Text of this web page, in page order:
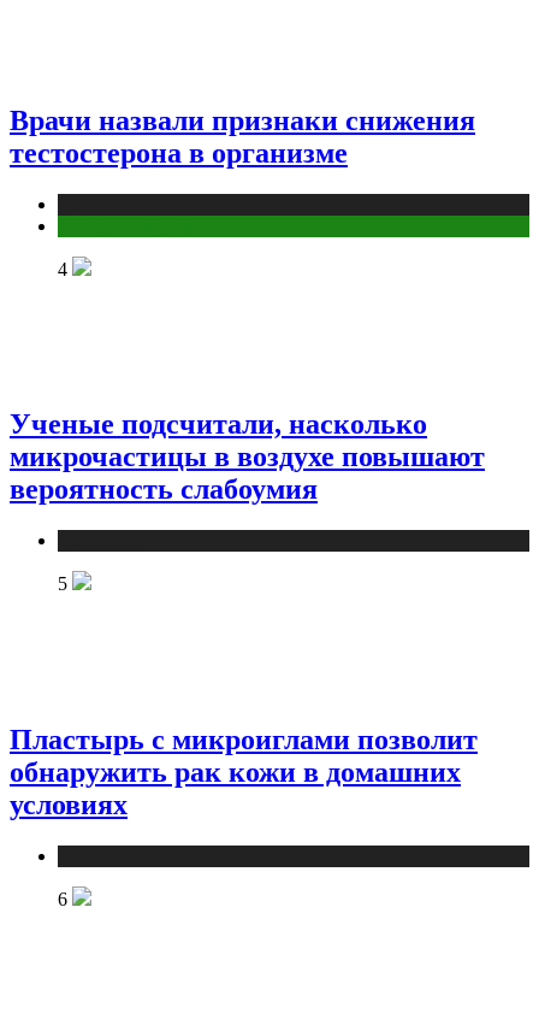
Врачи назвали признаки снижения
тестостерона в организме
4
Ученые подсчитали, насколько
микрочастицы в воздухе повышают
вероятность слабоумия
5
Пластырь с микроиглами позволит
обнаружить рак кожи в домашних
условиях
6